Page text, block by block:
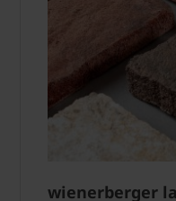
wienerberger